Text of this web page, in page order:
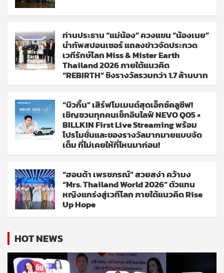
ท่านประธาน “แม่น้อง” ควงแขน “น้องเนย”
นำทัพสปอนเซอร์ แถลงข่าวจัดประกวด
เวทีรักษ์โลก Miss & Mister Earth
Thailand 2026 ภายใต้แนวคิด
“REBIRTH” ชิงรางวัลรวมกว่า 1.7 ล้านบาท
“บิวกิ้น” เสิร์ฟโมเมนต์สุดเอ็กซ์คลูซีฟ!
เชิญชวนทุกคนเช็กอินไลฟ์ NEVO Q05 ×
BILLKIN First Live Streaming พร้อม
โปรโมชั่นและของรางวัลมากมายแบบจัด
เต็ม ที่ไม่เคยให้ที่ไหนมาก่อน!
“ฮอนด้า เพรชภรณ์” สวยสง่า คว้ามง
“Mrs. Thailand World 2026” ตัวแทน
หญิงแกร่งสู่เวทีโลก ภายใต้แนวคิด Rise
Up Hope
HOT NEWS